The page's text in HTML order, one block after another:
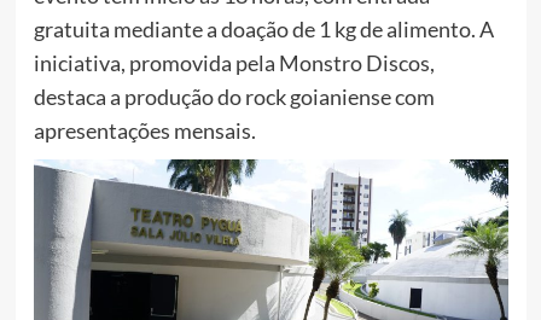
gratuita mediante a doação de 1 kg de alimento. A
iniciativa, promovida pela Monstro Discos,
destaca a produção do rock goianiense com
apresentações mensais.